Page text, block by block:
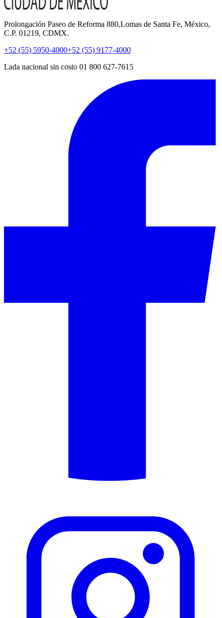
Prolongación Paseo de Reforma 880,Lomas de Santa Fe, México,
C.P. 01219, CDMX.
+52 (55) 5950-4000+52 (55) 9177-4000
Lada nacional sin costo 01 800 627-7615